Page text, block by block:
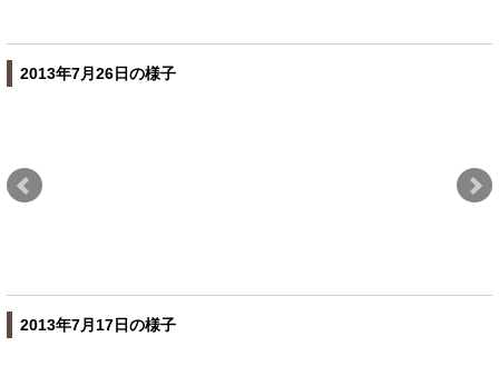
2013年7月26日の様子
2013年7月17日の様子